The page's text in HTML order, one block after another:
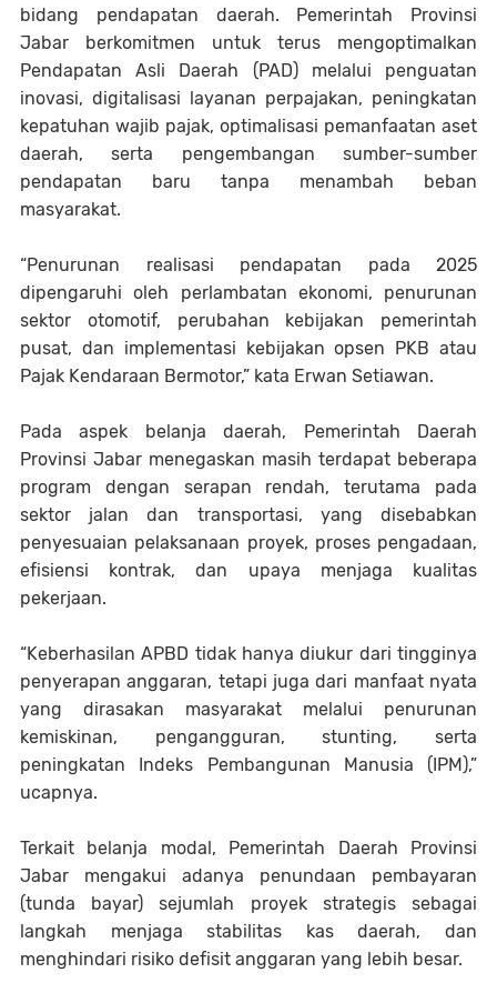
bidang pendapatan daerah. Pemerintah Provinsi
Jabar berkomitmen untuk terus mengoptimalkan
Pendapatan Asli Daerah (PAD) melalui penguatan
inovasi, digitalisasi layanan perpajakan, peningkatan
kepatuhan wajib pajak, optimalisasi pemanfaatan aset
daerah, serta pengembangan sumber-sumber
pendapatan baru tanpa menambah beban
masyarakat.
“Penurunan realisasi pendapatan pada 2025
dipengaruhi oleh perlambatan ekonomi, penurunan
sektor otomotif, perubahan kebijakan pemerintah
pusat, dan implementasi kebijakan opsen PKB atau
Pajak Kendaraan Bermotor,” kata Erwan Setiawan.
Pada aspek belanja daerah, Pemerintah Daerah
Provinsi Jabar menegaskan masih terdapat beberapa
program dengan serapan rendah, terutama pada
sektor jalan dan transportasi, yang disebabkan
penyesuaian pelaksanaan proyek, proses pengadaan,
efisiensi kontrak, dan upaya menjaga kualitas
pekerjaan.
“Keberhasilan APBD tidak hanya diukur dari tingginya
penyerapan anggaran, tetapi juga dari manfaat nyata
yang dirasakan masyarakat melalui penurunan
kemiskinan, pengangguran, stunting, serta
peningkatan Indeks Pembangunan Manusia (IPM),”
ucapnya.
Terkait belanja modal, Pemerintah Daerah Provinsi
Jabar mengakui adanya penundaan pembayaran
(tunda bayar) sejumlah proyek strategis sebagai
langkah menjaga stabilitas kas daerah, dan
menghindari risiko defisit anggaran yang lebih besar.